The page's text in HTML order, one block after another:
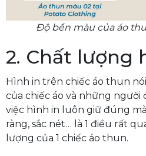
Độ bền màu của áo
2. Chất lượng
Hình in trên chiếc áo thun
của chiếc áo và những người
việc hình in luôn giữ đúng
ràng, sắc nét… là 1 điều rất
lượng của 1 chiếc áo thun.